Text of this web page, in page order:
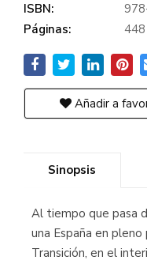
ISBN:
Páginas:
448
Añadir a
Sinopsis
Al tiempo que pasa
una España en
Transición, en el